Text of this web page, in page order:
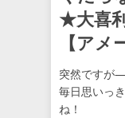
★大喜
【アメ
突然ですが
毎日思いっ
ね！